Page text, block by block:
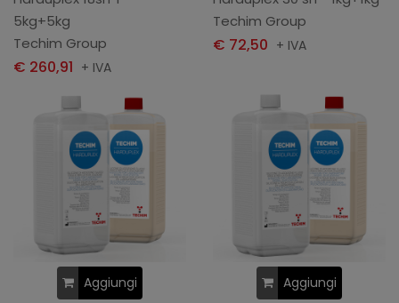
5kg+5kg
Techim Group
€ 260,91 + IVA
Techim Group
€ 72,50 + IVA
Aggiungi Aggiungi